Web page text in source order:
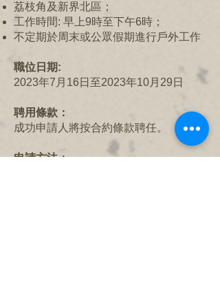
荔枝角及新界北區；
工作時間: 早上9時至下午6時；
不定期於周末或公眾假期進行戶外工作
職位日期:
2023年7月16日至2023年10月29日
聘用條款：
成功申請人將按合約條款聘任。
申請方法：